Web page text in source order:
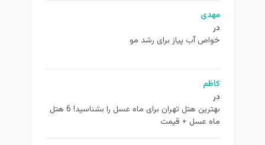
مهدی
در
خواص آب پیاز برای رشد مو
کاظم
در
بهترین هتل تهران برای ماه عسل را بشناسید! 6 هتل
ماه عسل + قیمت